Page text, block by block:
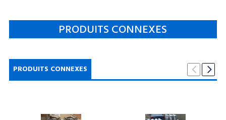
PRODUITS CONNEXES
PRODUITS CONNEXES